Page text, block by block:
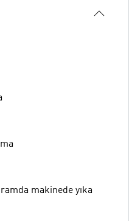
makinede yıka